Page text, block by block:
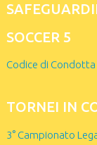
SOCCER 5
Codice di Condotta
TORNEI IN
3° Campionato